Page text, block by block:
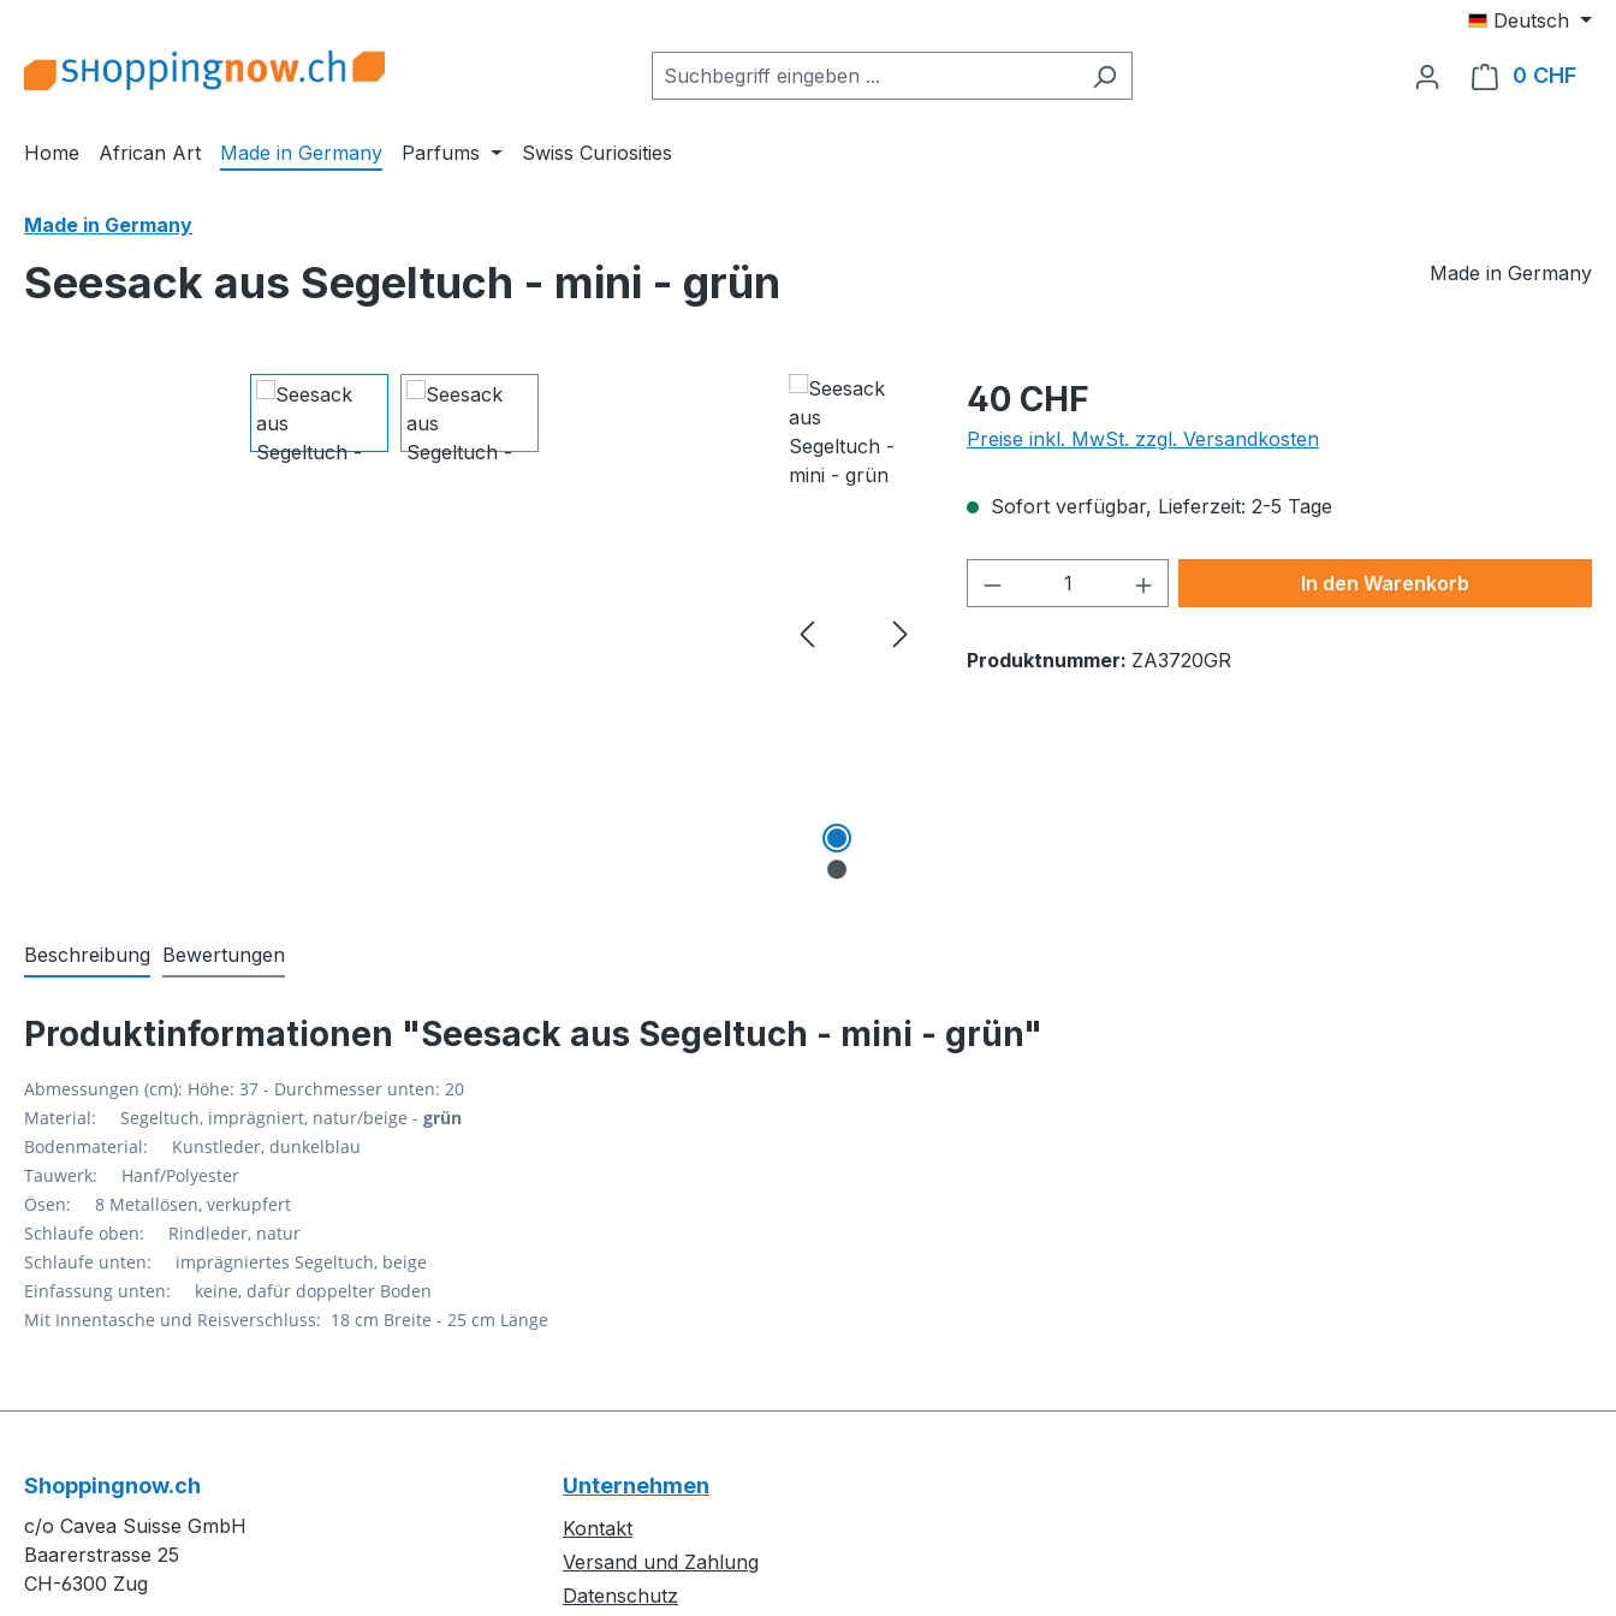
Deutsch
0 CHF
Home African Art Made in Germany Parfums Swiss Curiosities
Made in Germany
Seesack aus Segeltuch - mini - grün Made in Germany
Bildergalerie überspringen Regulärer Preis:
40 CHF
Preise inkl. MwSt. zzgl. Versandkosten
Sofort verfügbar, Lieferzeit: 2-5 Tage
Produkt Anzahl: Gib den gewünschten Wert
In den Warenkorb
Produktnummer: ZA3720GR
Beschreibung Bewertungen
Produktinformationen "Seesack aus Segeltuch - mini - grün"
Abmessungen (cm): Höhe: 37 - Durchmesser unten: 20
Material: Segeltuch, imprägniert, natur/beige - grün
Bodenmaterial: Kunstleder, dunkelblau
Tauwerk: Hanf/Polyester
Ösen: 8 Metallösen, verkupfert
Schlaufe oben: Rindleder, natur
Schlaufe unten: imprägniertes Segeltuch, beige
Einfassung unten: keine, dafür doppelter Boden
Mit Innentasche und Reisverschluss: 18 cm Breite - 25 cm Länge
Shoppingnow.ch
c/o Cavea Suisse GmbH
Baarerstrasse 25
CH-6300 Zug
Unternehmen
Kontakt
Versand und Zahlung
Datenschutz